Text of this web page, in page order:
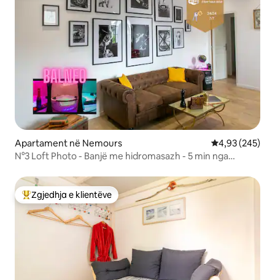
Apartament në Nemours Vlerësimi
4,93 (245)
N°3 Loft Photo - Banjë me hidromasazh - 5 min nga
Më të mirat e zgjedhjeve të klientëve
Zgjedhja e klientëve